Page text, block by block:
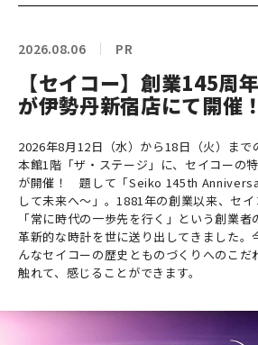
2026.08.06 PR
【セイコー】創業145周
が伊勢丹新宿店にて開催
2026年8月12日（水）から18日（火）まで
本館1階「ザ・ステージ」に、セイコーの
が開催！ 題して「Seiko 145th
して未来へ～」。1881年の創業以来、セイ
「常に時代の一歩先を行く」という創業
革新的な時計を世に送り出してきました。
んなセイコーの歴史とものづくりへのこだ
触れて、感じることができます。